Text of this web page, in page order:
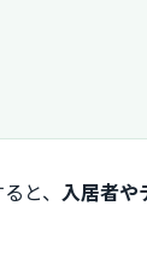
と、 入居者や